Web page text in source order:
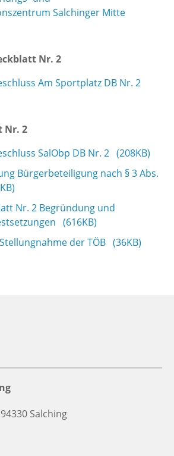
Salchinger Mitte
Nr. 2
Am Sportplatz DB Nr. 2
Nr. 2
SalObp DB Nr. 2 (208KB)
Bürgerbeteiligung nach § 3 Abs.
Nr. 2 Begründung und
(616KB)
der TÖB (36KB)
Salching